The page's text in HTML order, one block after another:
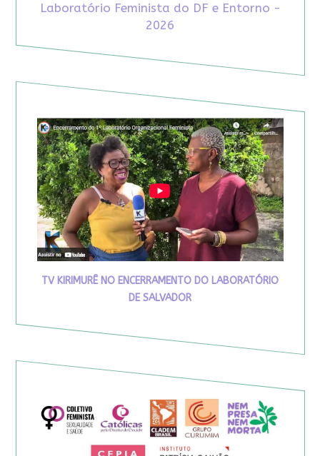
Laboratório Feminista do DF e Entorno -
2026
TV KIRIMURÊ NO ENCERRAMENTO DO LABORATÓRIO
DE SALVADOR